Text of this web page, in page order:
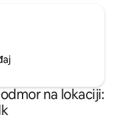
na lokaciji: